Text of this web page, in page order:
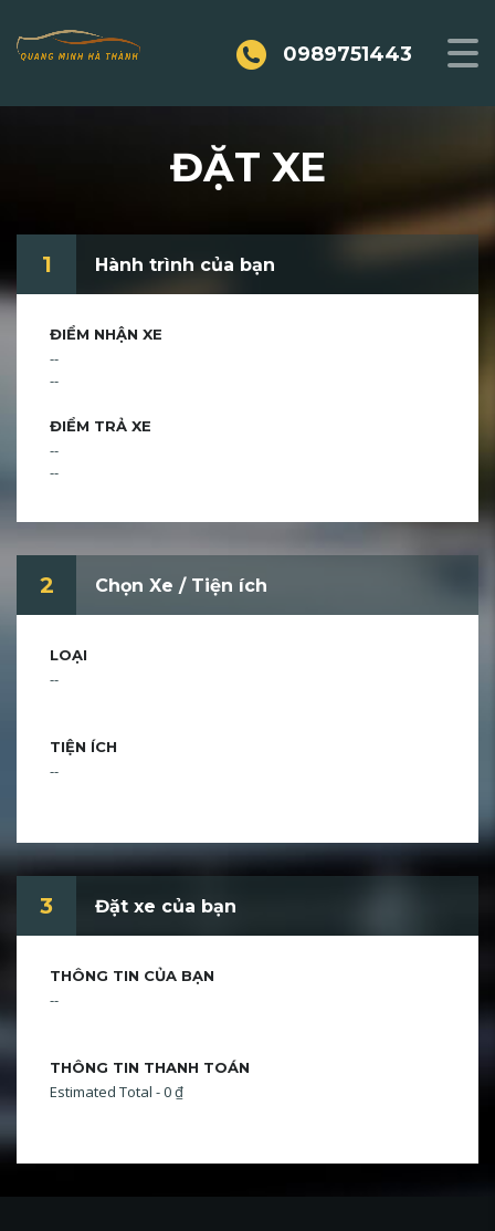
0989751443
ĐẶT XE
1 Hành trình của bạn
ĐIỂM NHẬN XE
--
--
ĐIỂM TRẢ XE
--
--
2 Chọn Xe / Tiện ích
LOẠI
--
TIỆN ÍCH
--
3 Đặt xe của bạn
THÔNG TIN CỦA BẠN
--
THÔNG TIN THANH TOÁN
Estimated Total - 0 ₫